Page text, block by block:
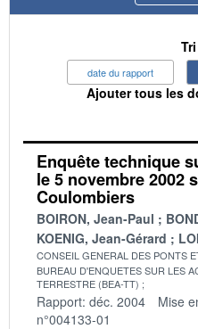
date du rapport
Ajouter tous les
Enquête technique
le 5 novembre 2002
Coulombiers
BOIRON, Jean-Paul
KOENIG, Jean-Gérard
CONSEIL GENERAL DES PONTS
BUREAU D'ENQUETES SUR LES
TERRESTRE (BEA-TT)
Rapport: déc. 2004 Mise
n°004133-01